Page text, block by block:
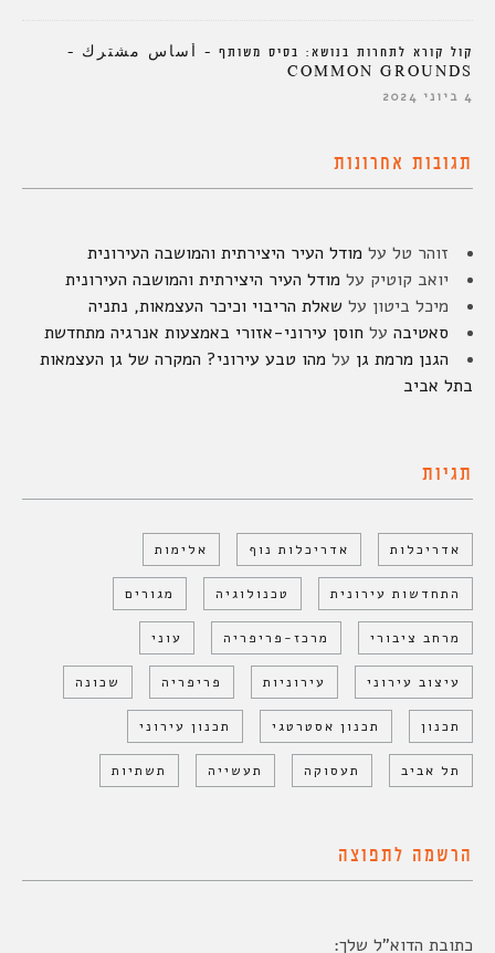
קול קורא לתחרות בנושא: בסיס משותף – أساس مشترك –
COMMON GROUNDS
4 ביוני 2024
תגובות אחרונות
זוהר טל על מודל העיר היצירתית והמושבה העירונית
יואב קוטיק על מודל העיר היצירתית והמושבה העירונית
מיכל ביטון על שאלת הריבוי וכיכר העצמאות, נתניה
סאטיבה על חוסן עירוני-אזורי באמצעות אנרגיה מתחדשת
הגנן מרמת גן על מהו טבע עירוני? המקרה של גן העצמאות
בתל אביב
תגיות
אדריכלות אדריכלות נוף אלימות
התחדשות עירונית טכנולוגיה מגורים
מרחב ציבורי מרכז-פריפריה עוני
עיצוב עירוני עירוניות פריפריה שכונה
תכנון תכנון אסטרטגי תכנון עירוני
תל אביב תעסוקה תעשייה תשתיות
הרשמה לתפוצה
כתובת הדוא"ל שלך: